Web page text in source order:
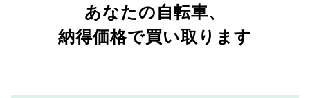
あなたの自転車、
納得価格で買い取ります